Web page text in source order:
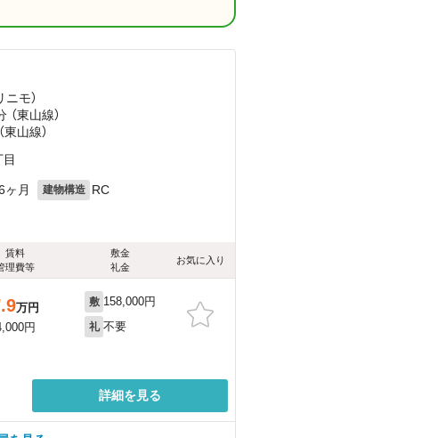
ニモ）
（東山線）
東山線）
ヶ月 建物構造 RC
賃料
理費等
敷金
礼金
お気に入り
万円
円
敷 158,000円
礼 不要
詳細を見る